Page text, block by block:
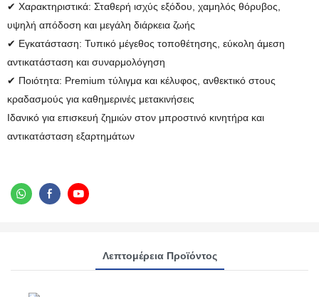
✔ Χαρακτηριστικά: Σταθερή ισχύς εξόδου, χαμηλός θόρυβος,
υψηλή απόδοση και μεγάλη διάρκεια ζωής
✔ Εγκατάσταση: Τυπικό μέγεθος τοποθέτησης, εύκολη άμεση
αντικατάσταση και συναρμολόγηση
✔ Ποιότητα: Premium τύλιγμα και κέλυφος, ανθεκτικό στους
κραδασμούς για καθημερινές μετακινήσεις
Ιδανικό για επισκευή ζημιών στον μπροστινό κινητήρα και
αντικατάσταση εξαρτημάτων
Λεπτομέρεια Προϊόντος